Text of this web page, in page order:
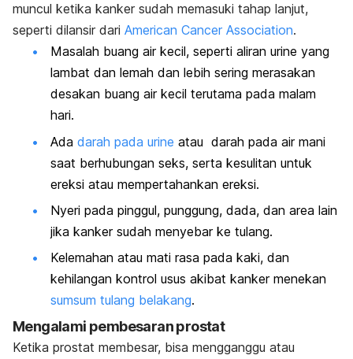
muncul ketika kanker sudah memasuki tahap lanjut,
seperti dilansir dari American Cancer Association.
Masalah buang air kecil, seperti aliran urine yang
lambat dan lemah dan lebih sering merasakan
desakan buang air kecil terutama pada malam
hari.
Ada darah pada urine atau darah pada air mani
saat berhubungan seks, serta kesulitan untuk
ereksi atau mempertahankan ereksi.
Nyeri pada pinggul, punggung, dada, dan area lain
jika kanker sudah menyebar ke tulang.
Kelemahan atau mati rasa pada kaki, dan
kehilangan kontrol usus akibat kanker menekan
sumsum tulang belakang.
Mengalami pembesaran prostat
Ketika prostat membesar, bisa mengganggu atau